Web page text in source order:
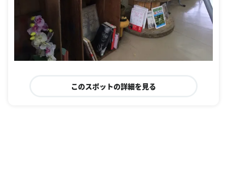
このスポットの詳細を見る